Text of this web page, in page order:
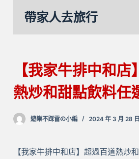
帶家人去旅行
【我家牛排中和
熱炒和甜點飲料任
遊樂不踩雷の小編 2024 年 3 月 28 日
【我家牛排中和店】超過百道熱炒